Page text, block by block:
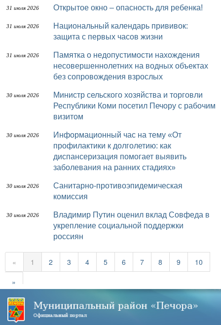
31 июля 2026 Открытое окно – опасность для ребенка!
31 июля 2026
Национальный календарь прививок:
защита с первых часов жизни
31 июля 2026
Памятка о недопустимости нахождения
несовершеннолетних на водных объектах
без сопровождения взрослых
30 июля 2026
Министр сельского хозяйства и торговли
Республики Коми посетил Печору с рабочим
визитом
30 июля 2026
Информационный час на тему «От
профилактики к долголетию: как
диспансеризация помогает выявить
заболевания на ранних стадиях»
30 июля 2026
Санитарно-противоэпидемическая
комиссия
30 июля 2026
Владимир Путин оценил вклад Совфеда в
укрепление социальной поддержки
россиян
« 1 2 3 4 5 6 7 8 9
10
»